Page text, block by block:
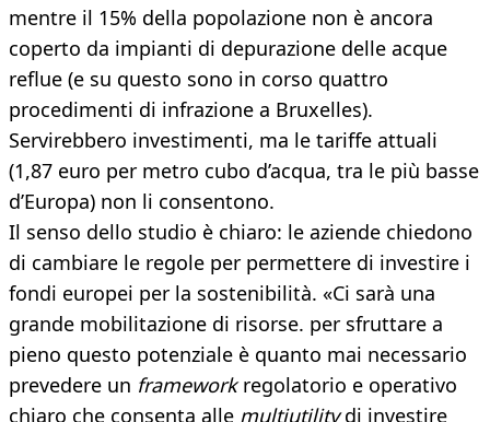
mentre il 15% della popolazione non è ancora
coperto da impianti di depurazione delle acque
reflue (e su questo sono in corso quattro
procedimenti di infrazione a Bruxelles).
Servirebbero investimenti, ma le tariffe attuali
(1,87 euro per metro cubo d’acqua, tra le più basse
d’Europa) non li consentono.
Il senso dello studio è chiaro: le aziende chiedono
di cambiare le regole per permettere di investire i
fondi europei per la sostenibilità. «Ci sarà una
grande mobilitazione di risorse. per sfruttare a
pieno questo potenziale è quanto mai necessario
prevedere un frameworkregolatorio e operativo
chiaro che consenta alle multiutilitydi investire